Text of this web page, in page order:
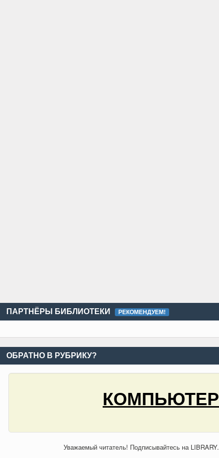
ПАРТНЁРЫ БИБЛИОТЕКИ РЕКОМЕНДУЕМ!
ОБРАТНО В РУБРИКУ?
Уважаемый читатель! Подписывайтесь на